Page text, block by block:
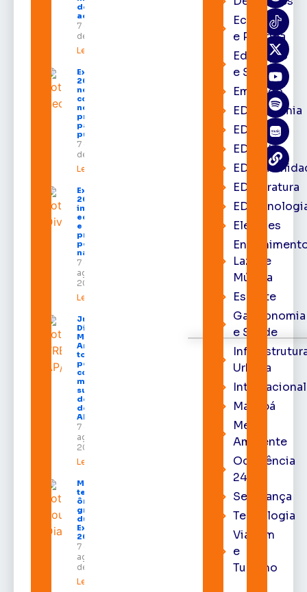
destinados
ao Amapá
7 de agosto
de 2026
Leia mais »
Expofeira
2026 começa
neste sábado
com shows,
negócios e
programação
para todos os
públicos
7 de agosto
de 2026
Leia mais »
Expofeira
2026
impulsiona
economia
e aumenta
procura
por hotéis
na capital
7 de
agosto de
2026
Leia mais »
Juiz
Diego
Moura de
Araújo
toma
posse
como
membro
substituto
do Pleno
do TRE-
AP
7 de
agosto de
2026
Leia mais »
Macapá
terá
ônibus
gratuitos
durante a
Expofeira
2026
7 de
agosto
de 2026
Leia mais
Economia
e Política
Educação
e Saúde
Emprego
EDacademia
EDbrasília
EDcast
EDliteratura
Eleições
Lazer e
Música
Esporte
Gastronomia
e Saúde
Urbana
Internacional
Macapá
Meio
Ambiente
Ocorrência
24h
Segurança
Tecnologia
Viagem
e
Turismo